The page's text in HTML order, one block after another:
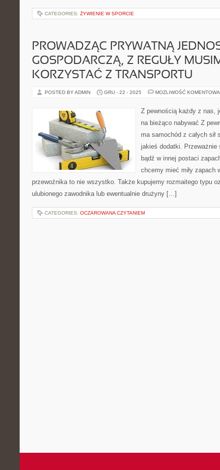
CATEGORIES: ŻYWIENIE W SPORCIE
PROWADZĄC PRYWATNĄ
GOSPODARCZĄ, Z REGUŁY
KORZYSTAĆ Z TRANSPORTU
POSTED BY ADMIN GRU - 22 - 2025 MOŻLIWOŚĆ
Z pewnością każdy z nas,
na bieżąco nabywać Z
ma samochód z całych
jakieś dodatki.
bądź w innej postaci
chcemy mieć miły zapach
przewoźnika to nie wszystko. Także kupujemy rozmaitego typu
ulubionego zawodnika lub ewentualnie drużyny […]
CATEGORIES: OCZAROWANA CZYTANIEM